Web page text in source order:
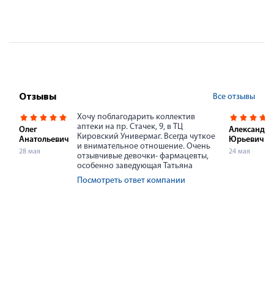
Отзывы Все отзывы
Олег
Анатольевич
28 мая
Хочу поблагодарить коллектив
аптеки на пр. Стачек, 9, в ТЦ
Кировский Универмаг. Всегда чуткое
и внимательное отношение. Очень
отзывчивые девочки- фармацевты,
особенно заведующая Татьяна
Посмотреть ответ компании
Александр
Юрьевич
24 мая